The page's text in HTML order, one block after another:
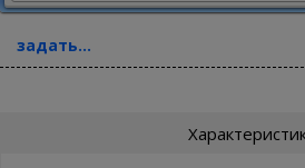
задать...